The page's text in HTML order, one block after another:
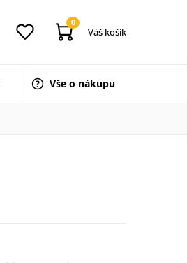
0
Váš košík
Vše o nákupu